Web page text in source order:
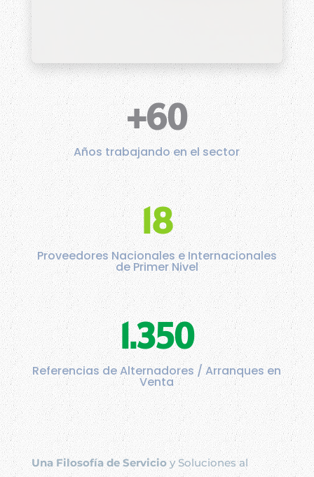
+60
Años trabajando en el sector
18
Proveedores Nacionales e Internacionales
de Primer Nivel
1.350
Referencias de Alternadores / Arranques en
Venta
Una Filosofía de Servicioy Soluciones al